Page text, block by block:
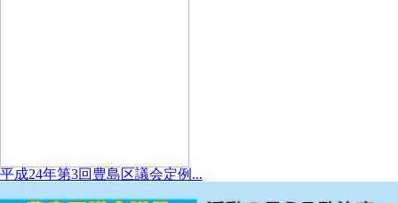
平成24年第3回豊島区議会定例...